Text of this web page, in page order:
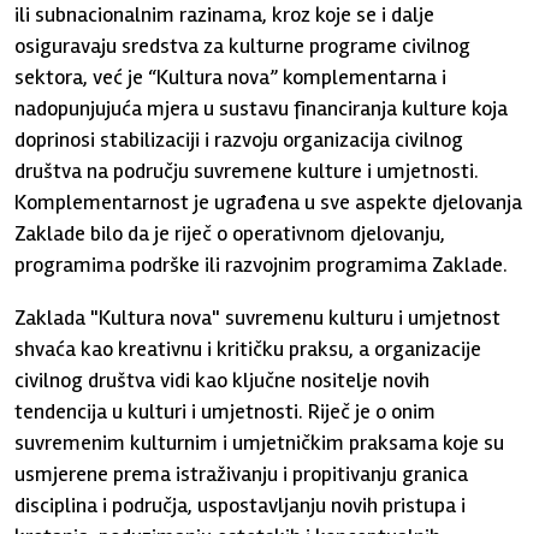
ili subnacionalnim razinama, kroz koje se i dalje
osiguravaju sredstva za kulturne programe civilnog
sektora, već je “Kultura nova” komplementarna i
nadopunjujuća mjera u sustavu financiranja kulture koja
doprinosi stabilizaciji i razvoju organizacija civilnog
društva na području suvremene kulture i umjetnosti.
Komplementarnost je ugrađena u sve aspekte djelovanja
Zaklade bilo da je riječ o operativnom djelovanju,
programima podrške ili razvojnim programima Zaklade.
Zaklada "Kultura nova" suvremenu kulturu i umjetnost
shvaća kao kreativnu i kritičku praksu, a organizacije
civilnog društva vidi kao ključne nositelje novih
tendencija u kulturi i umjetnosti. Riječ je o onim
suvremenim kulturnim i umjetničkim praksama koje su
usmjerene prema istraživanju i propitivanju granica
disciplina i područja, uspostavljanju novih pristupa i